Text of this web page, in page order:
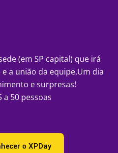
(em SP capital) que irá
a união da equipe.Um dia
e surpresas!
a 50 pessoas
o XPDay